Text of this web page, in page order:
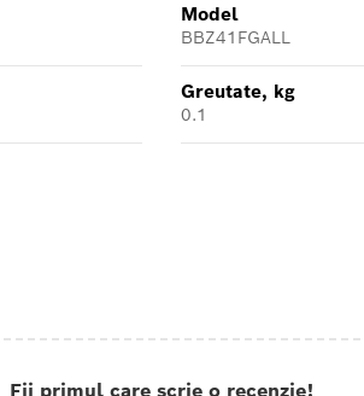
Model
BBZ41FGALL
Greutate, kg
0.1
Fii primul care scrie o recenzie!